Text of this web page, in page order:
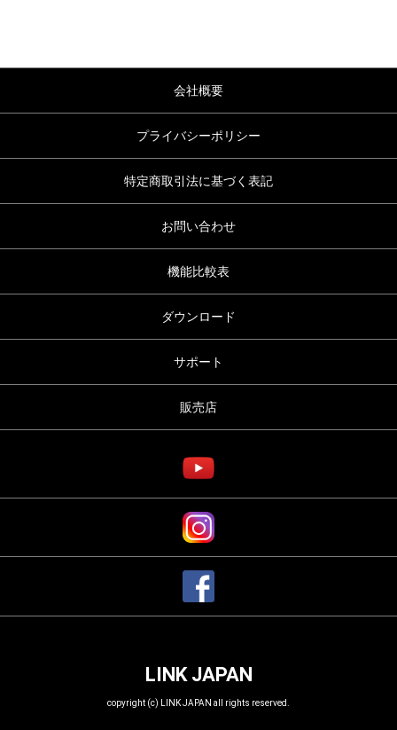
会社概要
プライバシーポリシー
特定商取引法に基づく表記
お問い合わせ
機能比較表
ダウンロード
サポート
販売店
LINK JAPAN
copyright (c) LINK JAPAN all rights reserved.